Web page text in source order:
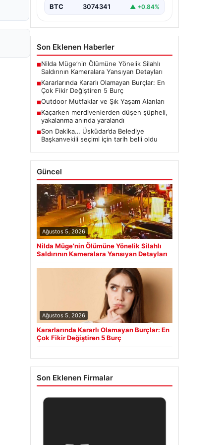
BTC 3074341 ▲ +0.84%
Son Eklenen Haberler
■Nilda Müge’nin Ölümüne Yönelik Silahlı
Saldırının Kameralara Yansıyan Detayları
■Kararlarında Kararlı Olamayan Burçlar: En
Çok Fikir Değiştiren 5 Burç
■Outdoor Mutfaklar ve Şık Yaşam Alanları
■Kaçarken merdivenlerden düşen şüpheli,
yakalanma anında yaralandı
■Son Dakika… Üsküdar’da Belediye
Başkanvekili seçimi için tarih belli oldu
Güncel
Ağustos 5, 2026
Nilda Müge’nin Ölümüne Yönelik Silahlı
Saldırının Kameralara Yansıyan Detayları
Ağustos 5, 2026
Kararlarında Kararlı Olamayan Burçlar: En
Çok Fikir Değiştiren 5 Burç
Son Eklenen Firmalar